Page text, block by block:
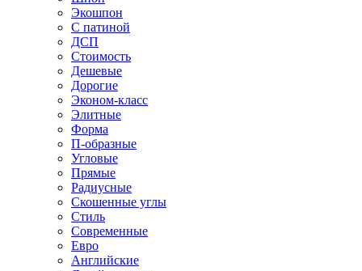
Экошпон
С патиной
ДСП
Стоимость
Дешевые
Дорогие
Эконом-класс
Элитные
Форма
П-образные
Угловые
Прямые
Радиусные
Скошенные углы
Стиль
Современные
Евро
Английские